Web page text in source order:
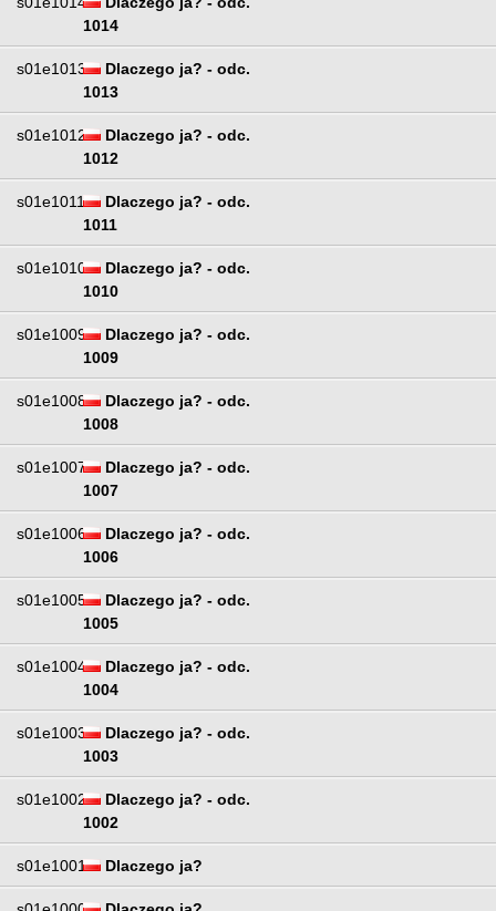
1014
s01e1013
Dlaczego ja? - odc.
1013
s01e1012
Dlaczego ja? - odc.
1012
s01e1011
Dlaczego ja? - odc.
1011
s01e1010
Dlaczego ja? - odc.
1010
s01e1009
Dlaczego ja? - odc.
1009
s01e1008
Dlaczego ja? - odc.
1008
s01e1007
Dlaczego ja? - odc.
1007
s01e1006
Dlaczego ja? - odc.
1006
s01e1005
Dlaczego ja? - odc.
1005
s01e1004
Dlaczego ja? - odc.
1004
s01e1003
Dlaczego ja? - odc.
1003
s01e1002
Dlaczego ja? - odc.
1002
s01e1001 Dlaczego ja?